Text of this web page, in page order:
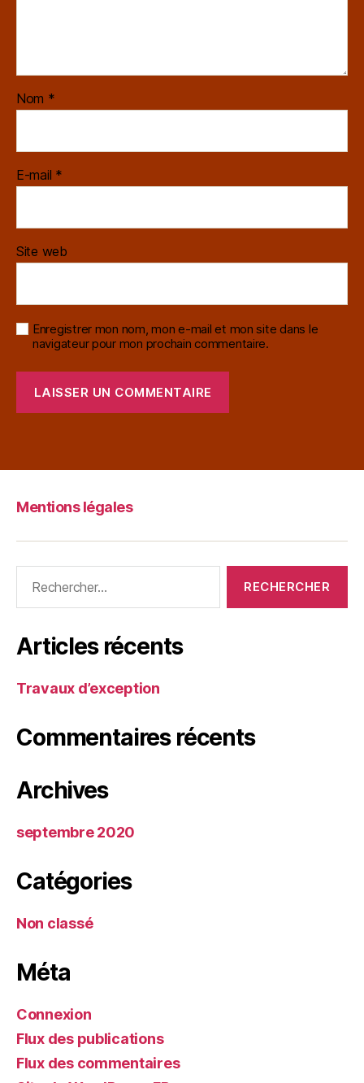
Nom *
E-mail *
Site web
Enregistrer mon nom, mon e-mail et mon site dans le
navigateur pour mon prochain commentaire.
Mentions légales
Articles récents
Travaux d’exception
Commentaires récents
Archives
septembre 2020
Catégories
Non classé
Méta
Connexion
Flux des publications
Flux des commentaires